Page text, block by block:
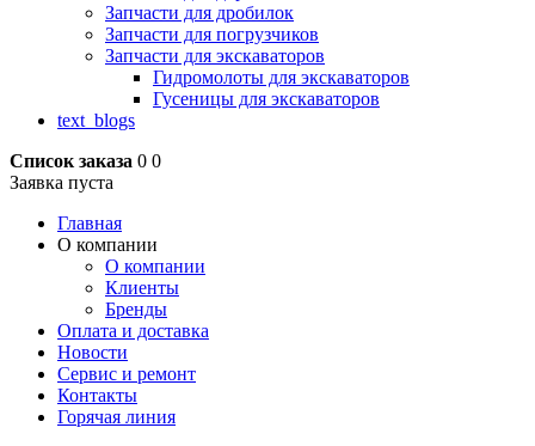
Запчасти для дробилок
Запчасти для погрузчиков
Запчасти для экскаваторов
Гидромолоты для экскаваторов
Гусеницы для экскаваторов
text_blogs
Список заказа 0 0
Заявка пуста
Главная
О компании
О компании
Клиенты
Бренды
Оплата и доставка
Новости
Сервис и ремонт
Контакты
Горячая линия